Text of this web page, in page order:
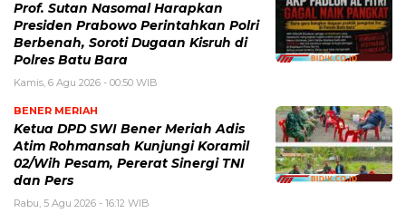
Prof. Sutan Nasomal Harapkan
Presiden Prabowo Perintahkan Polri
Berbenah, Soroti Dugaan Kisruh di
Polres Batu Bara
Kamis, 6 Agu 2026 - 00:50 WIB
BENER MERIAH
Ketua DPD SWI Bener Meriah Adis
Atim Rohmansah Kunjungi Koramil
02/Wih Pesam, Pererat Sinergi TNI
dan Pers
Rabu, 5 Agu 2026 - 16:12 WIB